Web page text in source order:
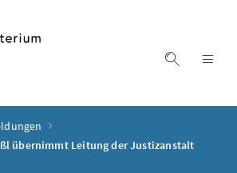
Suche
übernimmt Leitung der Justizanstalt